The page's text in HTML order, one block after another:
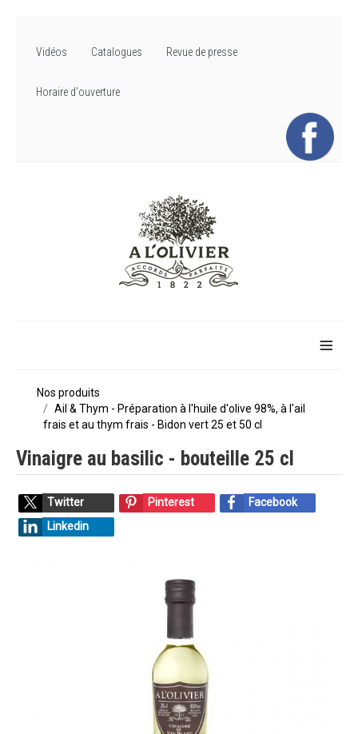
Vidéos Catalogues Revue de presse
Horaire d'ouverture
≡
Nos produits
Ail & Thym - Préparation à l'huile d'olive 98%, à l'ail
frais et au thym frais - Bidon vert 25 et 50 cl
Vinaigre au basilic - bouteille 25 cl
Twitter Pinterest
Facebook
Linkedin